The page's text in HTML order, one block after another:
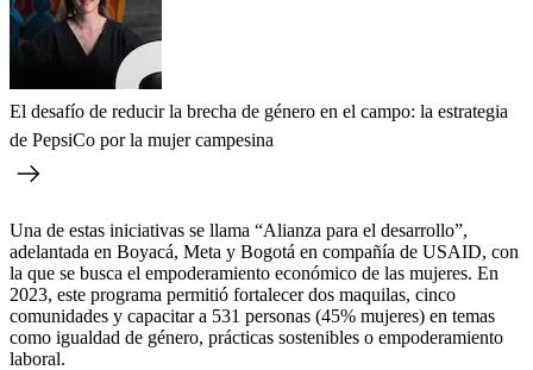
El desafío de reducir la brecha de género en el campo: la estrategia
de PepsiCo por la mujer campesina
Una de estas iniciativas se llama “Alianza para el desarrollo”,
adelantada en Boyacá, Meta y Bogotá en compañía de USAID, con
la que se busca el empoderamiento económico de las mujeres. En
2023, este programa permitió fortalecer dos maquilas, cinco
comunidades y capacitar a 531 personas (45% mujeres) en temas
como igualdad de género, prácticas sostenibles o empoderamiento
laboral.